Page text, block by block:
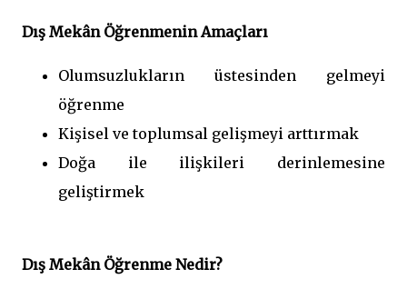
Dış Mekân Öğrenmenin Amaçları
Olumsuzlukların üstesinden gelmeyi
öğrenme
Kişisel ve toplumsal gelişmeyi arttırmak
Doğa ile ilişkileri derinlemesine
geliştirmek
Dış Mekân Öğrenme Nedir?